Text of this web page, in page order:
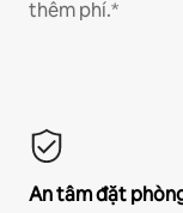
thêm phí.*
An tâm đặt